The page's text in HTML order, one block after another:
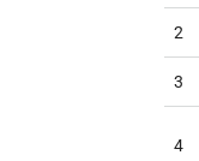
2
3
4